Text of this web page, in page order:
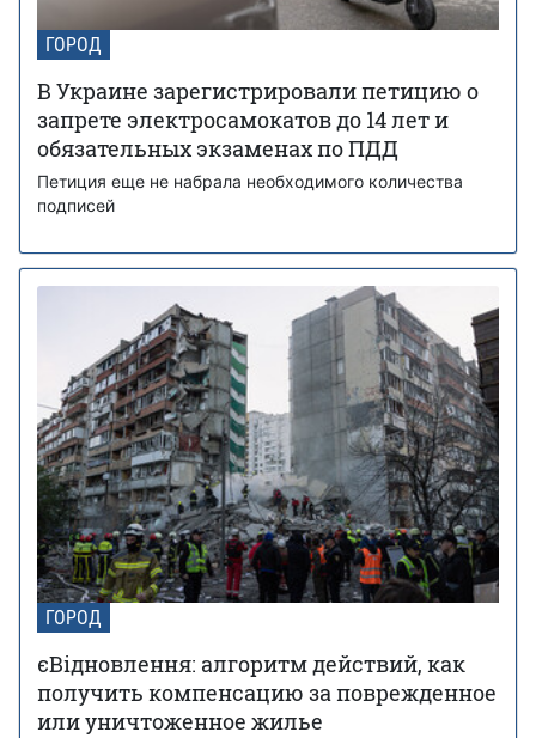
ГОРОД
В Украине зарегистрировали петицию о
запрете электросамокатов до 14 лет и
обязательных экзаменах по ПДД
Петиция еще не набрала необходимого количества
подписей
ГОРОД
єВідновлення: алгоритм действий, как
получить компенсацию за поврежденное
или уничтоженное жилье